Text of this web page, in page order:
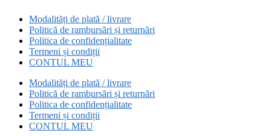
Modalități de plată / livrare
Politică de rambursări și returnări
Politica de confidențialitate
Termeni și condiții
CONTUL MEU
Modalități de plată / livrare
Politică de rambursări și returnări
Politica de confidențialitate
Termeni și condiții
CONTUL MEU